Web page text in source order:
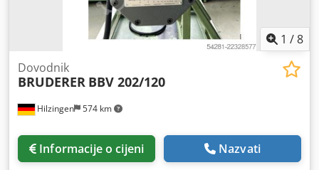
1 /8
Hilzingen 574 km
Dovodnik
BRUDERER BBV 202/120
Informacije o cijeni Nazvati